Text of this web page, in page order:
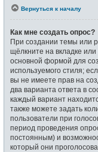
Вернуться к началу
Как мне создать опрос?
При создании темы или
щёлкните на вкладке
основной формой для
используемого стиля;
вы не имеете прав на
два варианта ответа в
каждый вариант
также можете задать
пользователи при
период проведения
постоянным) и
который они